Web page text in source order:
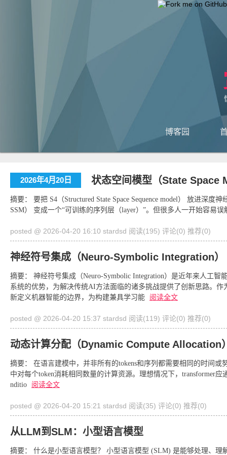
博客园
2026年4月20日 状态空间模型（State Space
摘要： 要把 S4（Structured State Space Sequence model） 放进深度
SSM） 变成一个“可训练的序列层（layer）”。但很多人一开始容易
posted @ 2026-04-20 16:10 stardsd 阅读(195) 评论(0) 推荐(0)
神经符号集成（Neuro-Symbolic Integration）
摘要： 神经符号集成（Neuro-Symbolic Integration）是近年来人工
系统的优势，为解决传统AI方法面临的诸多挑战提供了创新思路。
新定义机器智能的边界，为构建兼具学习能
阅读全文
posted @ 2026-04-20 15:37 stardsd 阅读(119) 评论(0) 推荐(0)
动态计算分配（Dynamic Compute Allocation
摘要： 在语言建模中，并非所有的tokens和序列都需要相同的时间或
中对每个token消耗相同数量的计算资源。理想情况下，transformer
nditio
阅读全文
posted @ 2026-04-20 15:21 stardsd 阅读(35) 评论(0) 推荐(0)
从LLM到SLM：小型语言模型
摘要： 什么是小型语言模型？ 小型语言模型 (SLM) 是能够处理、